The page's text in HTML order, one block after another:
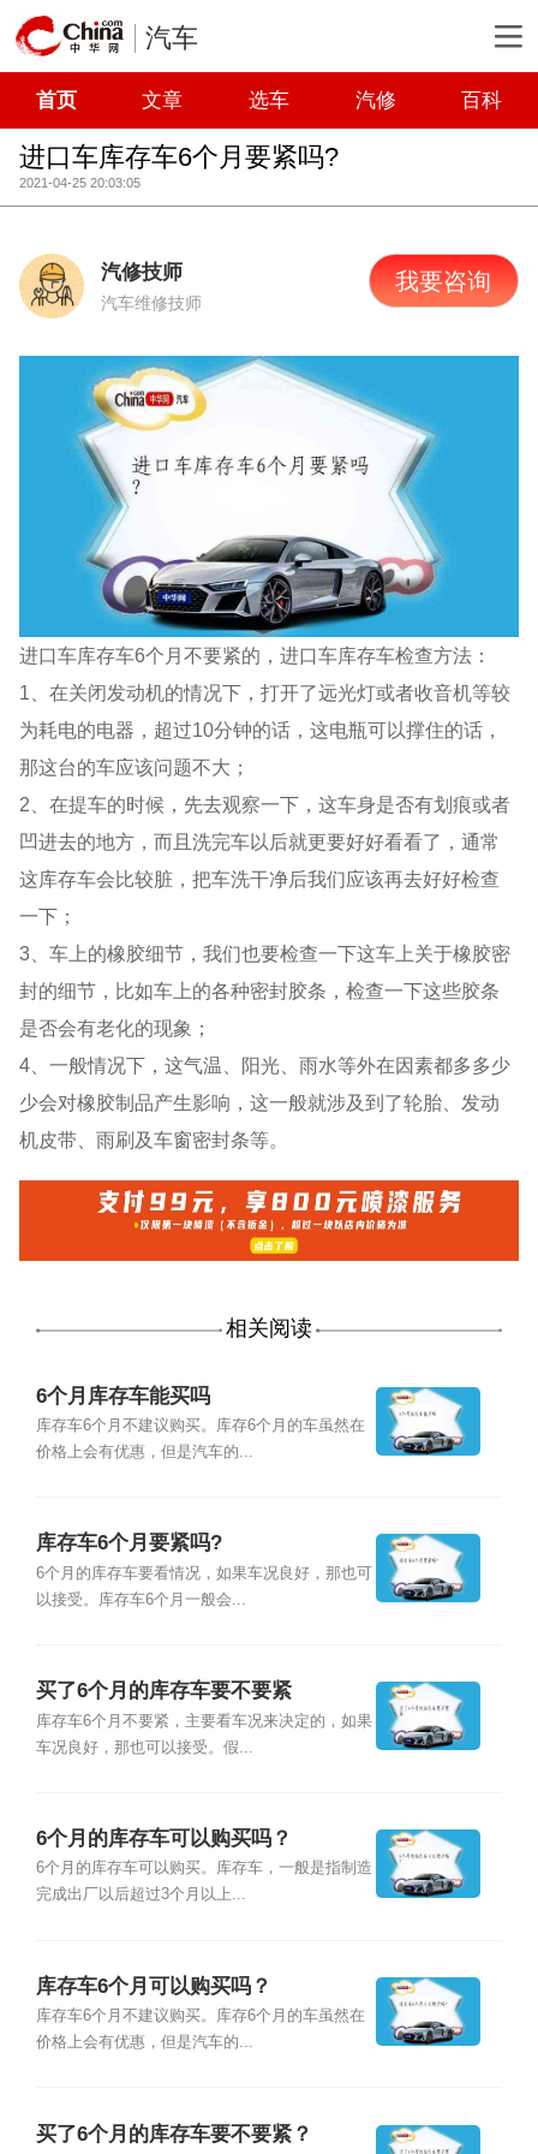
汽车
首页 文章 选车 汽修 百科
进口车库存车6个月要紧吗?
2021-04-25 20:03:05
汽修技师
汽车维修技师
我要咨询
进口车库存车6个月不要紧的，进口车库存车检查方法：
1、在关闭发动机的情况下，打开了远光灯或者收音机等较
为耗电的电器，超过10分钟的话，这电瓶可以撑住的话，
那这台的车应该问题不大；
2、在提车的时候，先去观察一下，这车身是否有划痕或者
凹进去的地方，而且洗完车以后就更要好好看看了，通常
这库存车会比较脏，把车洗干净后我们应该再去好好检查
一下；
3、车上的橡胶细节，我们也要检查一下这车上关于橡胶密
封的细节，比如车上的各种密封胶条，检查一下这些胶条
是否会有老化的现象；
4、一般情况下，这气温、阳光、雨水等外在因素都多多少
少会对橡胶制品产生影响，这一般就涉及到了轮胎、发动
机皮带、雨刷及车窗密封条等。
相关阅读
6个月库存车能买吗
库存车6个月不建议购买。库存6个月的车虽然在
价格上会有优惠，但是汽车的...
库存车6个月要紧吗?
6个月的库存车要看情况，如果车况良好，那也可
以接受。库存车6个月一般会...
买了6个月的库存车要不要紧
库存车6个月不要紧，主要看车况来决定的，如果
车况良好，那也可以接受。假...
6个月的库存车可以购买吗？
6个月的库存车可以购买。库存车，一般是指制造
完成出厂以后超过3个月以上...
库存车6个月可以购买吗？
库存车6个月不建议购买。库存6个月的车虽然在
价格上会有优惠，但是汽车的...
买了6个月的库存车要不要紧？